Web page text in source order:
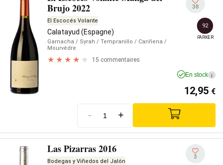
Brujo 2022
El Escocés Volante
Calatayud (Espagne)
Garnacha / Syrah / Tempranillo / Cariñena /
Mourvèdre
15 commentaires
38
92
PARKER
En stock i
12,95 €
- +
Las Pizarras 2016
Bodegas y Viñedos del Jalón
3